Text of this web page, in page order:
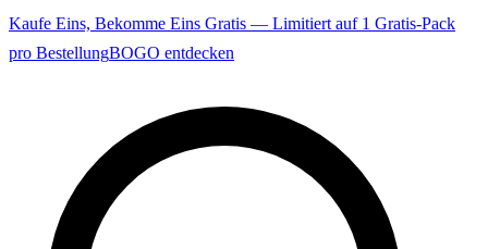
Kaufe Eins, Bekomme Eins Gratis — Limitiert auf 1 Gratis-Pack
pro BestellungBOGO entdecken